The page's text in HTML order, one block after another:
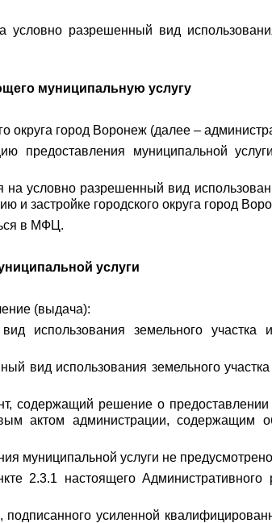
разрешенный вид
муниципальную услугу
округа город Воронеж (далее –
предоставления муниципальной
условно разрешенный вид
и застройке городского округа город
в МФЦ.
услуги
(выдача):
земельного участка
вид использования земельного участка
содержащий решение о предоставлении
актом администрации, содержащим
муниципальной услуги не
2.3.1 настоящего Административного
усиленной